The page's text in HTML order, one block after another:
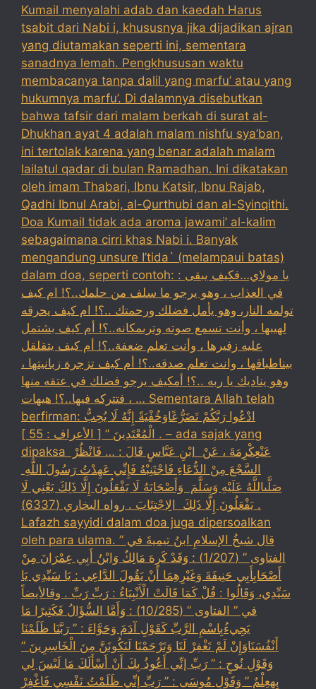
Kumail menyalahi adab dan kaedah Harus
tsabit dari Nabi i, khususnya jika dijadikan ajran
yang diutamakan seperti ini, sementara
sanadnya lemah. Pengkhususan waktu
membacanya tanpa dalil yang marfu’ atau yang
hukumnya marfu’. Di dalamnya disebutkan
bahwa tafsir dari malam berkah di surat al-
Dhukhan ayat 4 adalah malam nishfu sya’ban,
ini tertolak karena yang benar adalah malam
lailatul qadar di bulan Ramadhan. Ini dikatakan
oleh imam Thabari, Ibnu Katsir, Ibnu Rajab,
Qadhi Ibnul Arabi, al-Qurthubi dan al-Syinqithi.
Doa Kumail tidak ada aroma jawami’ al-kalim
sebagaimana cirri khas Nabi i. Banyak
mengandung unsure I’tida` (melampaui batas)
dalam doa, seperti contoh: : يا مولاي…فكيف يبقى
في العذاب ، وهو يرجو ما سلف من حلمك..؟! ام كيف
تولمه النار، وهو يأمل فضلك ورحمتك ..؟! ام كيف يحرقه
لهيبها ، وأنت تسمع صوته وترىمكانه..؟! أم كيف بشتمل
عليه زفيرها ، وأنت تعلم ضعفة..؟! أم كيف يتقلقل
بيناطباقها ، وانت تعلم صدقه..؟! أم كيف تزجرة زبانيتها ،
وهو يناديك يا ربه ..؟! أمكيف يرجو فضلك في عتقه منها
، فتتركه فيها..؟! هيهات … Sementara Allah telah
berfirman: ادْعُوا رَبَّكُمْ تَضَرُّعًاوَخُفْيَةً إِنَّهُ لَا يُحِبُّ
الْمُعْتَدِينَ ” [ الأعراف : 55 ] . – ada sajak yang
dipaksa ‏عَنْ‏‏عِكْرِمَةَ ‏، ‏عَنْ ‏ ‏ابْنِ عَبَّاسٍ ‏‏قَالَ : … فَانْظُرْ ‏‏
السَّجْعَ ‏‏مِنْ الدُّعَاءِ فَاجْتَنِبْهُ فَإِنِّي عَهِدْتُ رَسُولَ اللَّهِ ‏
‏صَلَّىاللَّهُ عَلَيْهِ وَسَلَّمَ ‏ ‏وَأَصْحَابَهُ لَا يَفْعَلُونَ إِلَّا ذَلِكَ ‏‏يَعْنِي لَا
يَفْعَلُونَ إِلَّا ذَلِكَ ‏ ‏الِاجْتِنَابَ . رواه البخاري (6337) .
Lafazh sayyidi dalam doa juga dipersoalkan
oleh para ulama. قال شيخُ الإسلامِ ابنُ تيميةَ في ”
الفتاوى ” (1/207) : وَقَدْ كَرِهَ مَالِكٌ وَابْنُ أَبِي عِمْرَانَ مِنْ
أَصْحَابِأَبِي حَنِيفَةَ وَغَيْرِهِمَا أَنْ يَقُولَ الدَّاعِي : يَا سَيِّدِي يَا
سَيِّدِي، وَقَالُوا : قُلْ كَمَا قَالَتْ الْأَنْبِيَاءُ : رَبِّ رَبِّ . وقالأيضاً
في ” الفتاوى ” (10/285) : وَأَمَّا السُّؤَالُ فَكَثِيرًا مَا
يَجِيءُبِاسْمِ الرَّبِّ كَقَوْلِ آدَمَ وَحَوَّاءَ : ” رَبَّنَا ظَلَمْنَا
أَنْفُسَنَاوَإِنْ لَمْ تَغْفِرْ لَنَا وَتَرْحَمْنَا لَنَكُونَنَّ مِنَ الْخَاسِرِينَ ”
وَقَوْلِ نُوحٍ : ” رَبِّ إنِّي أَعُوذُ بِكَ أَنْ أَسْأَلَكَ مَا لَيْسَ لِي
بِهِعِلْمٌ ” وَقَوْلِ مُوسَى : ” رَبِّ إنِّي ظَلَمْتُ نَفْسِي فَاغْفِرْ